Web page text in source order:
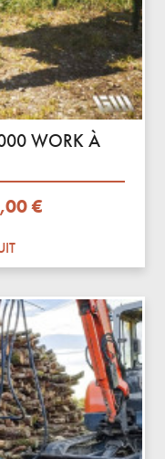
WORK À
€